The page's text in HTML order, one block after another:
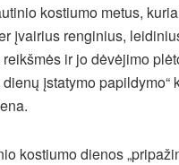
kostiumo metus,
įvairius renginius,
ir jo dėvėjimo
įstatymo
kostiumo dienos